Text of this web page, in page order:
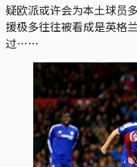
疑欧派或许会为本土球员
援极多往往被看成是英格
过……